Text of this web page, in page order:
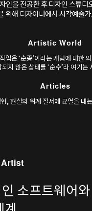
인을 전공한 후 디자인 스튜디
위해 디자이너에서 시각예술
Artistic World
업은 ‘순종’이라는 개념에 대한
지 않은 상태를 ‘순수’라 여기는
전 《위상감각》(얼터사이드,
Articles
, 현실의 위계 질서에 균열을 내
Artist
소프트웨어와